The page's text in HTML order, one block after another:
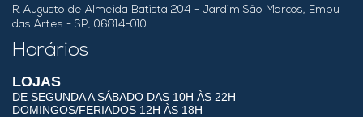
R. Augusto de Almeida Batista 204 - Jardim São Marcos, Embu
das Artes - SP, 06814-010
Horários
LOJAS
DE SEGUNDA A SÁBADO DAS 10H ÀS 22H
DOMINGOS/FERIADOS 12H ÀS 18H